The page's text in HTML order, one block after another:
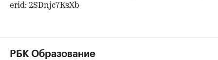
erid: 2SDnjc7KsXb
РБК Образование